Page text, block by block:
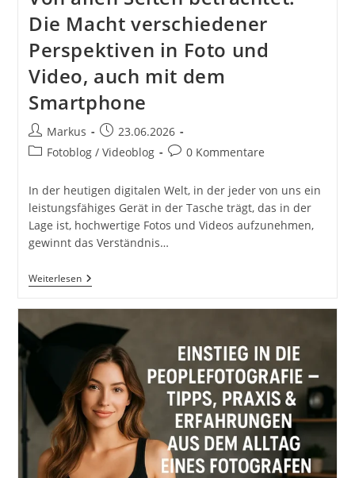
Die Macht verschiedener
Perspektiven in Foto und
Video, auch mit dem
Smartphone
Beitrags-
Autor:
Markus
Beitrag
veröffentlicht:
23.06.2026
Beitrags-
Fotoblog / Videoblog
Beitrags-
0 Kommentare
In der heutigen digitalen Welt, in der jeder von uns ein
leistungsfähiges Gerät in der Tasche trägt, das in der
Lage ist, hochwertige Fotos und Videos aufzunehmen,
gewinnt das Verständnis…
WeiterlesenVon
Allen
Die
Macht
Verschiedener
Perspektiven
In
Foto
Und
Video,
Auch
Mit
Dem
Smartphone